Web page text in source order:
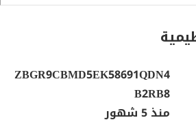
ZBGR9CBMD5EK58691QDN4
B2RB8
منذ 5 شهور